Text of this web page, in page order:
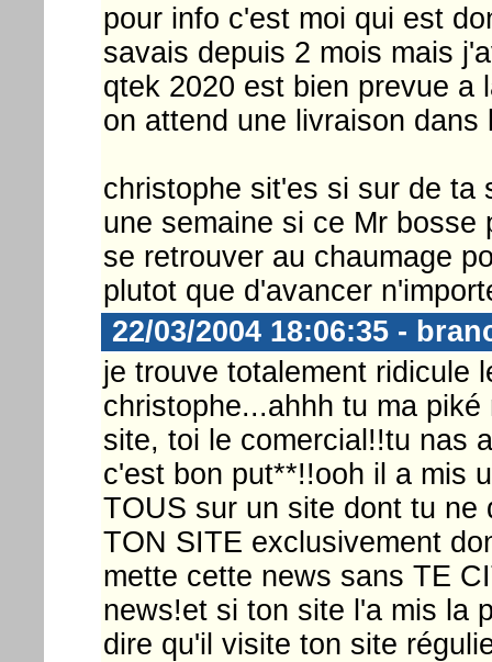
pour info c'est moi qui est
savais depuis 2 mois mais
qtek 2020 est bien prevue a
on attend une livraison dans
christophe sit'es si sur de ta
une semaine si ce Mr
se retrouver au chaumage
plutot que d'avancer
22/03/2004 18:06:35 -
je trouve totalement ridicule
christophe...ahhh tu ma
site, toi le comercial!!tu nas
c'est bon put**!!ooh il a mis
TOUS sur un site dont tu
TON SITE exclusivement
mette cette news sans TE
news!et si ton site l'a mis la
dire qu'il visite ton site